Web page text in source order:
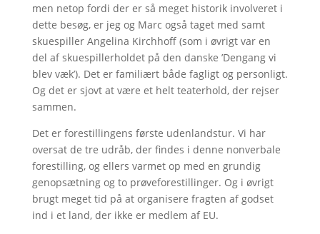
men netop fordi der er så meget historik involveret i
dette besøg, er jeg og Marc også taget med samt
skuespiller Angelina Kirchhoff (som i øvrigt var en
del af skuespillerholdet på den danske ’Dengang vi
blev væk’). Det er familiært både fagligt og personligt.
Og det er sjovt at være et helt teaterhold, der rejser
sammen.
Det er forestillingens første udenlandstur. Vi har
oversat de tre udråb, der findes i denne nonverbale
forestilling, og ellers varmet op med en grundig
genopsætning og to prøveforestillinger. Og i øvrigt
brugt meget tid på at organisere fragten af godset
ind i et land, der ikke er medlem af EU.